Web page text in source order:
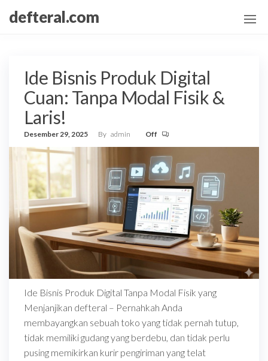
Skipdefteral.com
Ide Bisnis Produk Digital
Cuan: Tanpa Modal Fisik &
Laris!
Desember 29, 2025 By admin Off
Ide Bisnis Produk Digital Tanpa Modal Fisik yang
Menjanjikan defteral – Pernahkah Anda
membayangkan sebuah toko yang tidak pernah tutup,
tidak memiliki gudang yang berdebu, dan tidak perlu
pusing memikirkan kurir pengiriman yang telat